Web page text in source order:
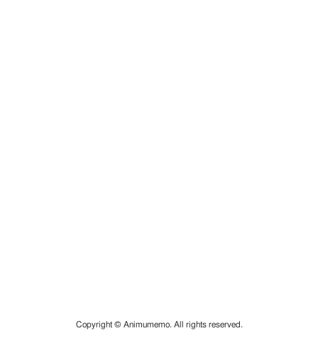
Copyright © Animumemo. All rights reserved.